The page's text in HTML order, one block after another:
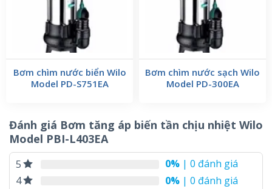
Bơm chìm nước biển Wilo
Model PD-S751EA
Bơm chìm nước sạch Wilo
Model PD-300EA
Đánh giá Bơm tăng áp biến tần chịu nhiệt Wilo
Model PBI-L403EA
5 0% | 0 đánh giá
4
0% | 0 đánh giá